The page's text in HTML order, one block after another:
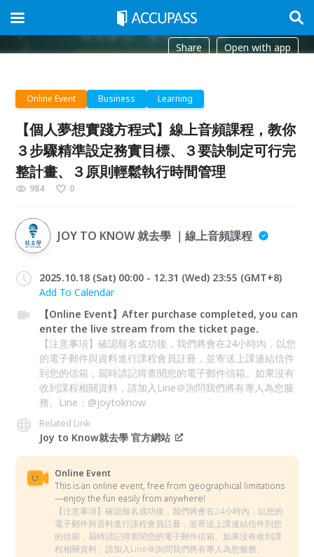
Share Open with app
Online Event Business Learning
【個人夢想實踐方程式】線上音頻課程，教你
３步驟精準設定務實目標、３要訣制定可行完
整計畫、３原則輕鬆執行時間管理
984 0
JOY TO KNOW 就去學 ｜線上音頻課程
2025.10.18 (Sat) 00:00 - 12.31 (Wed) 23:55 (GMT+8)
Add To Calendar
【Online Event】After purchase completed, you can
enter the live stream from the ticket page.
【注意事項】確認報名成功後，我們將會在24小時內，以您
的電子郵件與資料進行課程會員註冊，並寄送上課連結信件
到您的信箱，屆時請記得查閱您的電子郵件信箱。如果沒有
收到課程相關資料，請加入Line＠詢問我們將有專人為您服
務。Line：@joytoknow
Related Link
Joy to Know就去學 官方網站
Online Event
This is an online event, free from geographical limitations
—enjoy the fun easily from anywhere!
【注意事項】確認報名成功後，我們將會在24小時內，以您的
電子郵件與資料進行課程會員註冊，並寄送上課連結信件到您
的信箱，屆時請記得查閱您的電子郵件信箱。如果沒有收到課
程相關資料，請加入Line＠詢問我們將有專人為您服務。